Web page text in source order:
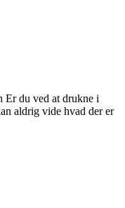
Er du ved at drukne i
aldrig vide hvad der er